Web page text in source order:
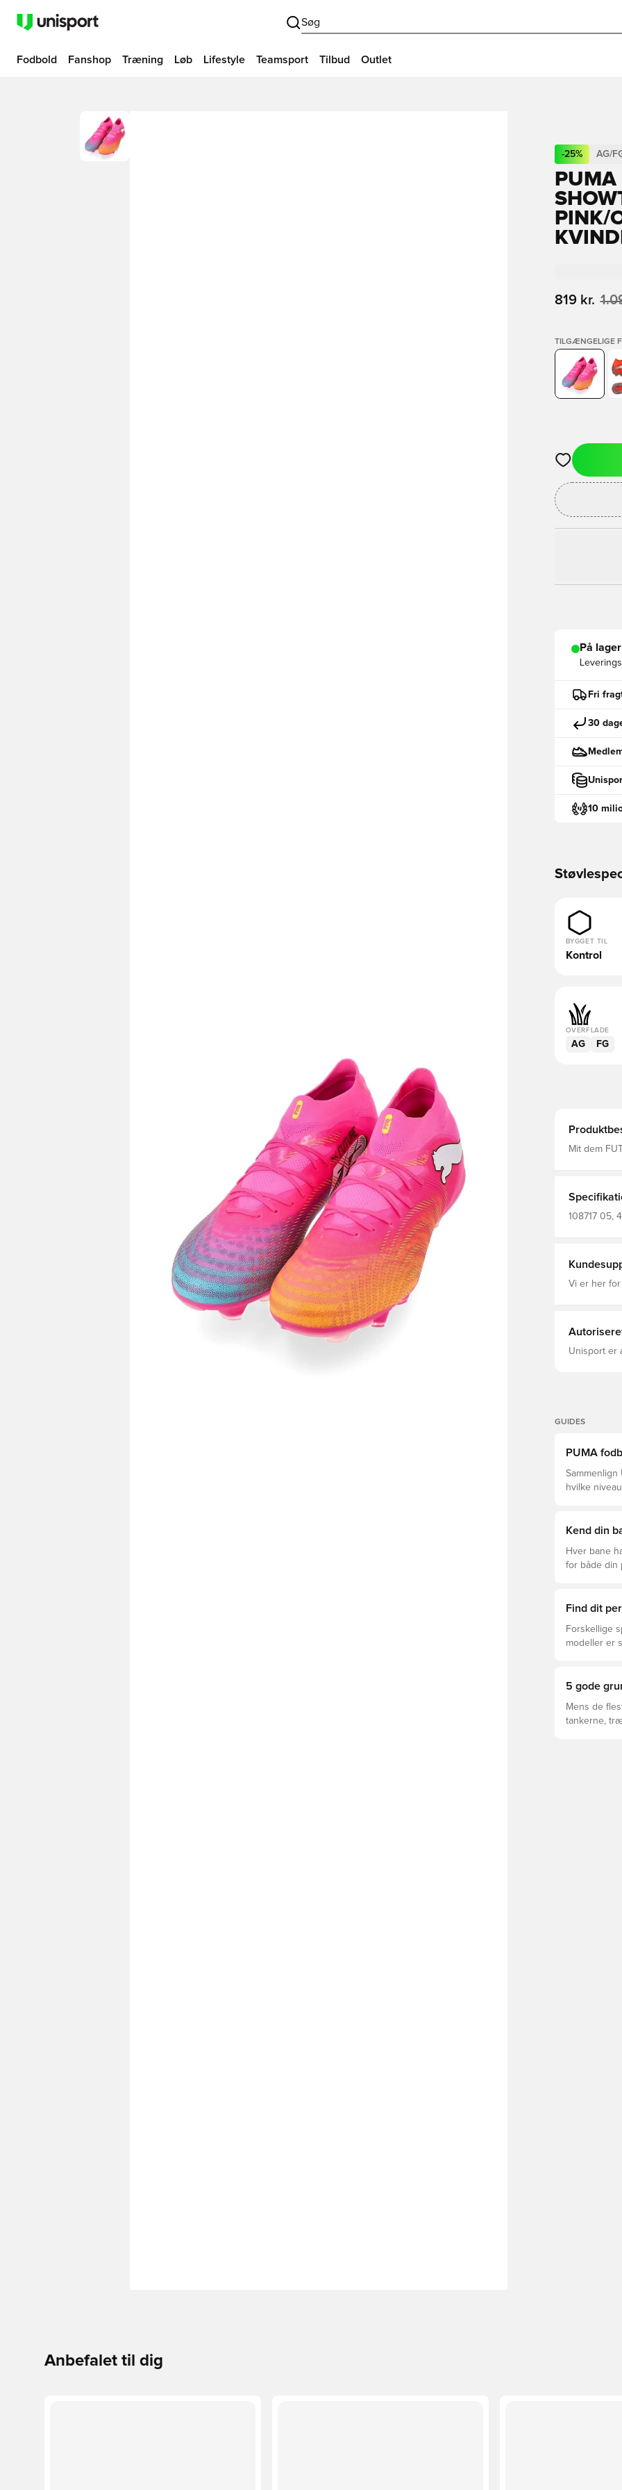
Søg
Fodbold Fanshop Træning Løb Lifestyle Teamsport Tilbud Outlet
-25% AG/
PINK/
819 kr.
TILGÆNGELIGE
Åbner en
På
Fri
30
10
BYGGET TIL
Kontrol
OVERFLADE
AG FG
Mit dem
Kontrolle,
machst
rund um
Absatzart:
NanoGrip
108717 05,
Vi er her
Unisport er
GUIDES
PUMA
Sammenlign
hvilke
Kend din
Hver bane
for både din
forskellige
Find dit
Forskellige
modeller er
5 gode
Mens de
tankerne,
Anbefalet til dig